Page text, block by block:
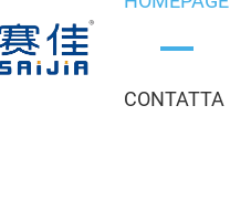
CONTATTA